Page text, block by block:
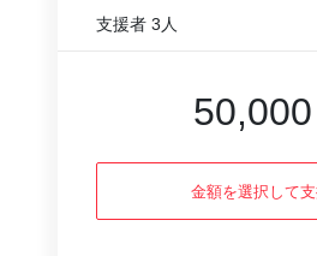
支援者 3人
50,000
金額を選択して支